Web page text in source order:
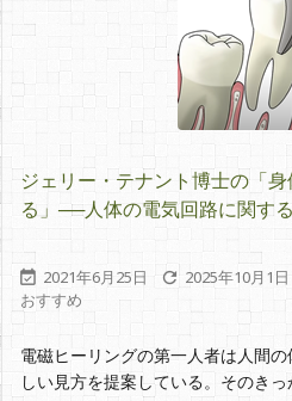
ジェリー・テナント博士の「
る」──人体の電気回路に関す
 2021年6月25日  2025年10月1日
おすすめ
電磁ヒーリングの第一人者は人間
しい見方を提案している。そのき